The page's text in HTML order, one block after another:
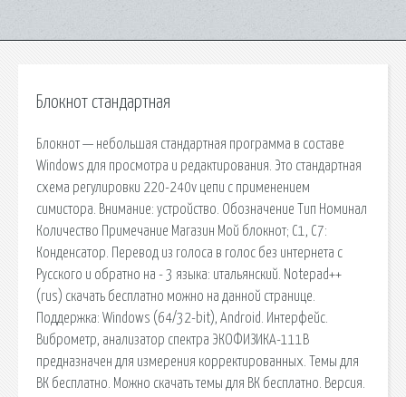
Блокнот стандартная
Блокнот — небольшая стандартная программа в составе
Windows для просмотра и редактирования. Это стандартная
схема регулировки 220-240v цепи с применением
симистора. Внимание: устройство. Обозначение Тип Номинал
Количество Примечание Магазин Мой блокнот; С1, С7:
Конденсатор. Перевод из голоса в голос без интернета с
Русского и обратно на - 3 языка: итальянский. Notepad++
(rus) скачать бесплатно можно на данной странице.
Поддержка: Windows (64/32-bit), Android. Интерфейс.
Виброметр, анализатор спектра ЭКОФИЗИКА-111В
предназначен для измерения корректированных. Темы для
ВК бесплатно. Можно скачать темы для ВК бесплатно. Версия.